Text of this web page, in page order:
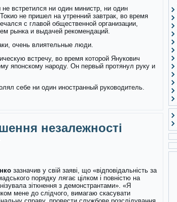
встретился ни один министр, ни один
не пришел на утренний завтрак, во время
с главой общественной организации,
рынка и выдачей рекомендаций.
очень влиятельные люди.
встречу, во время которой Янукович
японскому народу. Он первый протянул руку и
себе ни один иностранный руководитель.
незалежності
зазначив у свій заяві, що «відповідальність за
порядку лягає цілком і повністю на
зіткнення з демонстрантами». «Я
мене до слідчого, вимагаю скасувати